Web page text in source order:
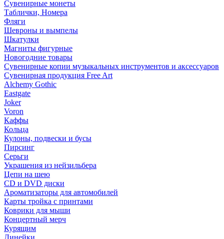
Сувенирные монеты
Таблички, Номера
Фляги
Шевроны и вымпелы
Шкатулки
Магниты фигурные
Новогодние товары
Сувенирные копии музыкальных инструментов и аксессуаров
Сувенирная продукция Free Art
Alchemy Gothic
Eastgate
Joker
Voron
Каффы
Кольца
Кулоны, подвески и бусы
Пирсинг
Серьги
Украшения из нейзильбера
Цепи на шею
CD и DVD диски
Ароматизаторы для автомобилей
Карты тройка с принтами
Коврики для мыши
Концертный мерч
Курящим
Линейки